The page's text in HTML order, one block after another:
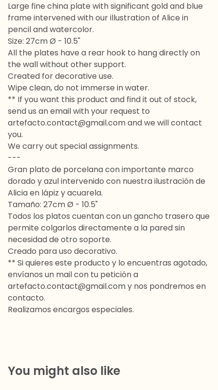
Large fine china plate with significant gold and blue
frame intervened with our illustration of Alice in
pencil and watercolor.
Size: 27cm Ø - 10.5"
All the plates have a rear hook to hang directly on
the wall without other support.
Created for decorative use.
Wipe clean, do not immerse in water.
** If you want this product and find it out of stock,
send us an email with your request to
artefacto.contact@gmail.comand we will contact
you.
We carry out special assignments.
---
Gran plato de porcelana con importante marco
dorado y azul intervenido con nuestra ilustración de
Alicia en lápiz y acuarela.
Tamaño: 27cm Ø - 10.5"
Todos los platos cuentan con un gancho trasero que
permite colgarlos directamente a la pared sin
necesidad de otro soporte.
Creado para uso decorativo.
** Si quieres este producto y lo encuentras agotado,
envíanos un mail con tu petición a
artefacto.contact@gmail.comy nos pondremos en
contacto.
Realizamos encargos especiales.
You might also like